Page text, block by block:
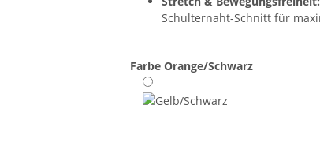
Schulternaht-Schnitt für
Farbe Orange/Schwarz